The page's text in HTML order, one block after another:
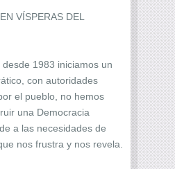
VÍSPERAS DEL
1983 iniciamos un
con autoridades
el pueblo, no hemos
una Democracia
a las necesidades de
nos frustra y nos revela.